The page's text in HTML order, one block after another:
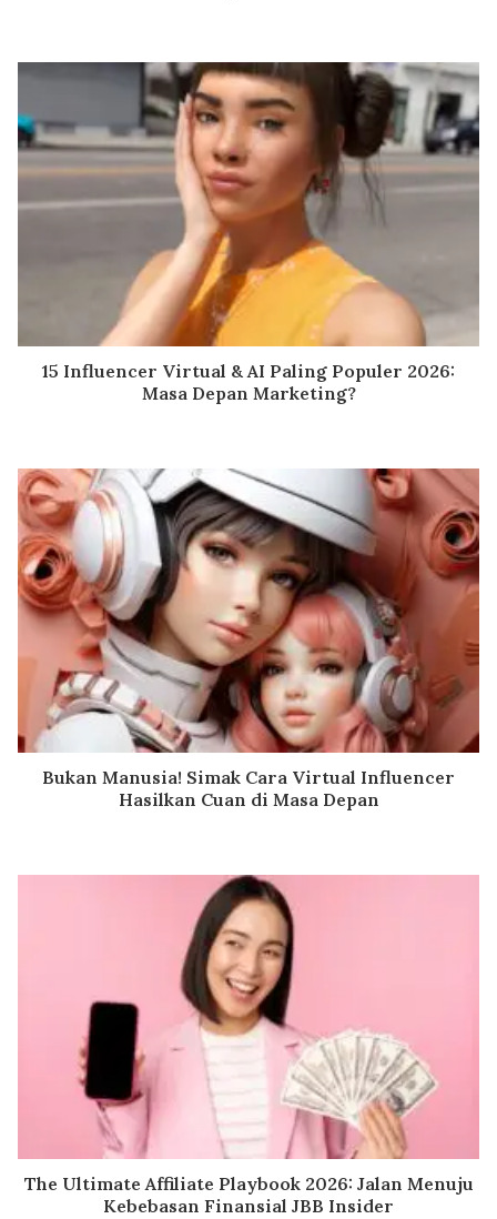
15 Influencer Virtual & AI Paling Populer 2026:
Masa Depan Marketing?
Bukan Manusia! Simak Cara Virtual Influencer
Hasilkan Cuan di Masa Depan
The Ultimate Affiliate Playbook 2026: Jalan Menuju
Kebebasan Finansial JBB Insider